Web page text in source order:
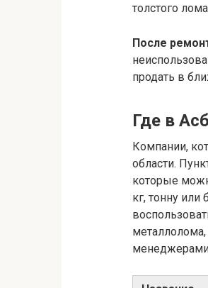
толстого
После
продать в
Где в
Компании,
области.
которые
кг, тонну
менеджерами